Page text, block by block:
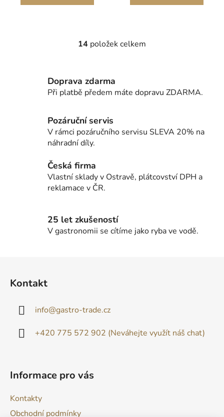
O
á
d
í
p
y
p
i
s
14 položek celkem
Doprava zdarma
Při platbě předem máte dopravu ZDARMA.
Pozáruční servis
V rámci pozáručního servisu SLEVA 20% na
náhradní díly.
Česká firma
Vlastní sklady v Ostravě, plátcovství DPH a
reklamace v ČR.
25 let zkušeností
V gastronomii se cítíme jako ryba ve vodě.
Kontakt
info@gastro-trade.cz
+420 775 572 902 (Neváhejte využít náš chat)
Informace pro vás
Kontakty
Obchodní podmínky